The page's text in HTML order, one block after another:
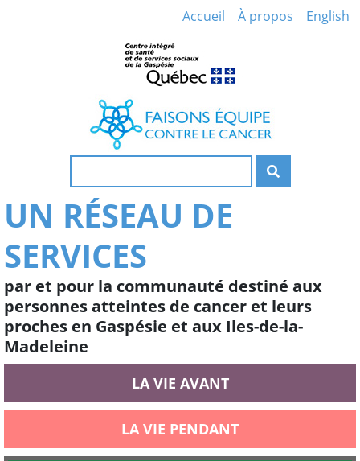
Accueil À propos English
UN RÉSEAU DE
SERVICES
par et pour la communauté destiné aux
personnes atteintes de cancer et leurs
proches en Gaspésie et aux Iles-de-la-
Madeleine
LA VIE AVANT
LA VIE PENDANT